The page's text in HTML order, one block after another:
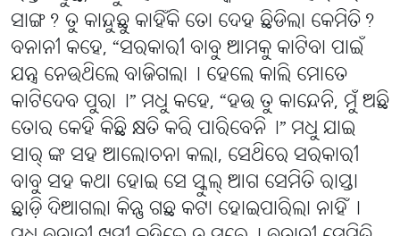
ସାଙ୍ଗ? ତୁ କାନ୍ଦୁଛୁ କାହିଁକି ତୋ ଦେହ ଛିଡିଲା କେମିତି?
ବନାନୀ କହେ, “ସରକାରୀ ବାବୁ ଆମକୁ କାଟିବା ପାଇଁ
ଯନ୍ତ୍ର ନେଉଥିଲେ ବାଜିଗଲା୤ ହେଲେ କାଲି ମୋତେ
କାଟିଦେବ ପୁରା୤” ମଧୁ କହେ, “ହଉ ତୁ କାନ୍ଦେନି, ମୁଁ ଅଛି
ତୋର କେହି କିଛି କ୍ଷତି କରି ପାରିବେନି୤” ମଧୁ ଯାଇ
ସାର୍ ଙ୍କ ସହ ଆଲୋଚନା କଲା, ସେଥିରେ ସରକାରୀ
ବାବୁ ସହ କଥା ହୋଇ ସେ ସ୍କୁଲ୍ ଆଗ ସେମିତି ରାସ୍ତା
ଛାଡ଼ି ଦିଆଗଲା କିନ୍ତୁ ଗଛ କଟା ହୋଇପାରିଲା ନାହିଁ୤